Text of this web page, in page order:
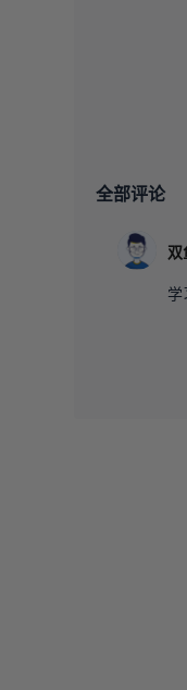
全部评论
学